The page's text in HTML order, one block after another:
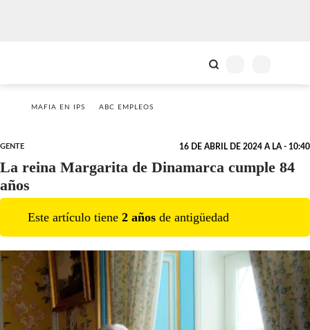
MAFIA EN IPS ABC EMPLEOS
GENTE 16 DE ABRIL DE 2024 A LA - 10:40
La reina Margarita de Dinamarca cumple 84
años
Este artículo tiene 2 años de antigüedad